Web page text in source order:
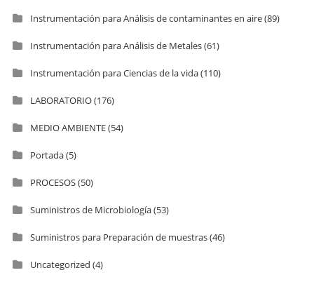
Instrumentación para Análisis de contaminantes en aire(89)
Instrumentación para Análisis de Metales(61)
Instrumentación para Ciencias de la vida(110)
LABORATORIO(176)
MEDIO AMBIENTE(54)
Portada(5)
PROCESOS(50)
Suministros de Microbiología(53)
Suministros para Preparación de muestras(46)
Uncategorized (4)